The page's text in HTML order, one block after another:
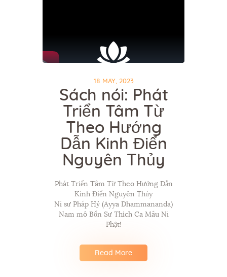
18 MAY, 2023
Sách nói: Phát
Triển Tâm Từ
Theo Hướng
Dẫn Kinh Điển
Nguyên Thủy
Phát Triển Tâm Từ Theo Hướng Dẫn
Kinh Điển Nguyên Thủy
Ni sư Pháp Hỷ (Ayya Dhammananda)
Nam mô Bổn Sư Thích Ca Mâu Ni
Phật!
Read More